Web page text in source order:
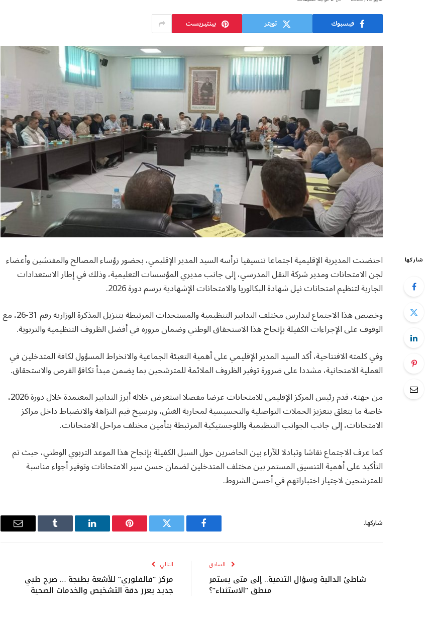
فيسبوك تويتر بينتيريست
شاركها
احتضنت المديرية الإقليمية اجتماعا تنسيقيا ترأسه السيد المدير الإقليمي، بحضور رؤساء المصالح والمفتشين وأعضاء
لجن الامتحانات ومدير شركة النقل المدرسي، إلى جانب مديري المؤسسات التعليمية، وذلك في إطار الاستعدادات
الجارية لتنظيم امتحانات نيل شهادة البكالوريا والامتحانات الإشهادية برسم دورة 2026.
وخصص هذا الاجتماع لتدارس مختلف التدابير التنظيمية والمستجدات المرتبطة بتنزيل المذكرة الوزارية رقم 31-26، مع
الوقوف على الإجراءات الكفيلة بإنجاح هذا الاستحقاق الوطني وضمان مروره في أفضل الظروف التنظيمية والتربوية.
وفي كلمته الافتتاحية، أكد السيد المدير الإقليمي على أهمية التعبئة الجماعية والانخراط المسؤول لكافة المتدخلين في
العملية الامتحانية، مشددا على ضرورة توفير الظروف الملائمة للمترشحين بما يضمن مبدأ تكافؤ الفرص والاستحقاق.
من جهته، قدم رئيس المركز الإقليمي للامتحانات عرضا مفصلا استعرض خلاله أبرز التدابير المعتمدة خلال دورة 2026،
خاصة ما يتعلق بتعزيز الحملات التواصلية والتحسيسية لمحاربة الغش، وترسيخ قيم النزاهة والانضباط داخل مراكز
الامتحانات، إلى جانب الجوانب التنظيمية واللوجستيكية المرتبطة بتأمين مختلف مراحل الامتحانات.
كما عرف الاجتماع نقاشا وتبادلا للآراء بين الحاضرين حول السبل الكفيلة بإنجاح هذا الموعد التربوي الوطني، حيث تم
التأكيد على أهمية التنسيق المستمر بين مختلف المتدخلين لضمان حسن سير الامتحانات وتوفير أجواء مناسبة
للمترشحين لاجتياز اختباراتهم في أحسن الشروط.
شاركها.
فيسبوك تويتر بينتيريستلينكدإن Tumblr
البريد
السابق
شاطئ الدالية وسؤال التنمية.. إلى متى يستمر
منطق “الاستثناء”؟
التالي
مركز “فالفلوري” للأشعة بطنجة … صرح طبي
جديد يعزز دقة التشخيص والخدمات الصحية